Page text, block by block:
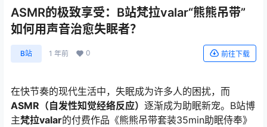
ASMR的极致享受：B站梵拉valar“熊熊吊带”
如何用声音治愈失眠者？
B站 1 年前 0 前往下载
在快节奏的现代生活中，失眠成为许多人的困扰，而
ASMR（自发性知觉经络反应） 逐渐成为助眠新宠。B站博
主梵拉valar的付费作品《熊熊吊带套装35min助眠侍奉》